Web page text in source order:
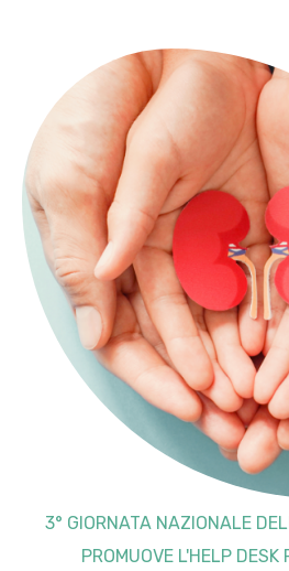
3° GIORNATA NAZIONALE
PROMUOVE L'HELP DESK